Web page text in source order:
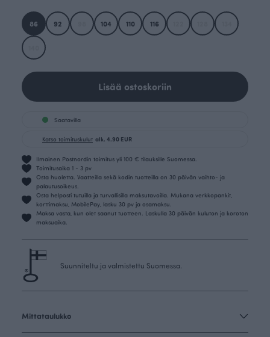
86 92 104 110 116
Lisää ostoskoriin
Saatavilla
Katso toimituskulut alk. 4.90 EUR
Ilmainen Postnordin toimitus yli 100 € tilauksille Suomessa.
Toimitusaika 1 - 3 pv
Osta huoletta. Vaatteilla sekä kodin tuotteilla on 30 päivän vaihto- ja
palautusoikeus.
Osta helposti tutuilla ja turvallisilla maksutavoilla. Mukana verkkopankit,
korttimaksu, MobilePay, lasku 30 pv ja osamaksu.
Maksa vasta, kun olet saanut tuotteen. Laskulla 30 päivän kuluton ja koroton
maksuaika.
Suunniteltu ja valmistettu Suomessa.
Mittataulukko